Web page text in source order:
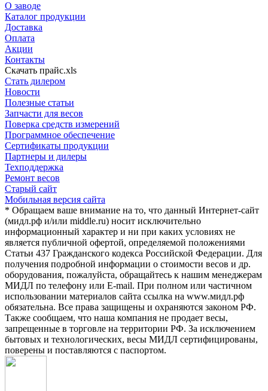
О заводе
Каталог продукции
Доставка
Оплата
Акции
Контакты
Скачать прайс.xls
Стать дилером
Новости
Полезные статьи
Запчасти для весов
Поверка средств измерений
Программное обеспечение
Сертификаты продукции
Партнеры и дилеры
Техподдержка
Ремонт весов
Старый сайт
Мобильная версия сайта
* Обращаем ваше внимание на то, что данный Интернет-сайт
(мидл.рф и/или middle.ru) носит исключительно
информационный характер и ни при каких условиях не
является публичной офертой, определяемой положениями
Статьи 437 Гражданского кодекса Российской Федерации. Для
получения подробной информации о стоимости весов и др.
оборудования, пожалуйста, обращайтесь к нашим менеджерам
МИДЛ по телефону или E-mail. При полном или частичном
использовании материалов сайта ссылка на www.мидл.рф
обязательна. Все права защищены и охраняются законом РФ.
Также сообщаем, что наша компания не продает весы,
запрещенные в торговле на территории РФ. За исключением
бытовых и технологических, весы МИДЛ сертифицированы,
поверены и поставляются с паспортом.